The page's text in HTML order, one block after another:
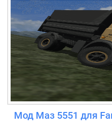
Мод Маз 5551 для